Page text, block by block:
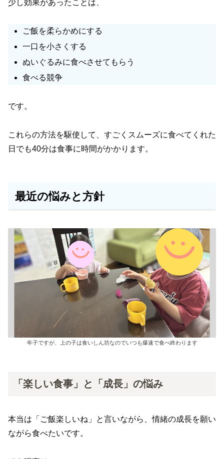
少し効果があったことは、
ご飯を柔らかめにする
一口を小さくする
ぬいぐるみに食べさせてもらう
食べる競争
です。
これらの方法を駆使して、すごくスムーズに食べてくれた
日でも40分は食事に時間がかかります。
最近の悩みと方針
年子ですが、上の子は食いしん坊なのでいつも爆速で食べ終わります
「楽しい食事」と「成長」の悩み
本当は「ご飯楽しいね」と言いながら、情緒の成長を願い
ながら食べたいです。